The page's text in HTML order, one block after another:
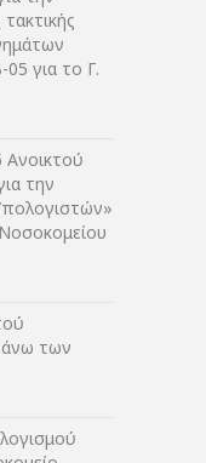
για το Γ.
την
άνω των